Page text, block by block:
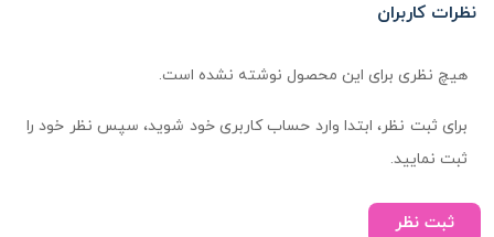
نظرات کاربران
هیچ نظری برای این محصول نوشته نشده است.
برای ثبت نظر، ابتدا وارد حساب کاربری خود شوید، سپس نظر خود را
ثبت نمایید.
ثبت نظر